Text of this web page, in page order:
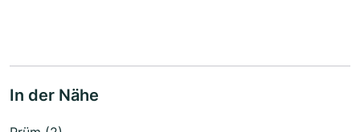
In der Nähe